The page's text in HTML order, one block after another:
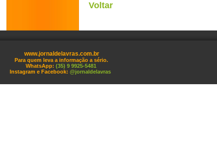
Voltar
www.jornaldelavras.com.br
Para quem leva a informação a sério.
WhatsApp: (35) 9 9925-5481
Instagram e Facebook: @jornaldelavras